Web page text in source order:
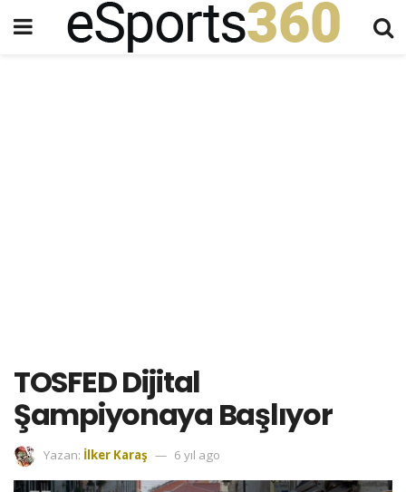
TOSFED Dijital
Şampiyonaya Başlıyor
Yazan: İlker Karaş 6 yıl ago